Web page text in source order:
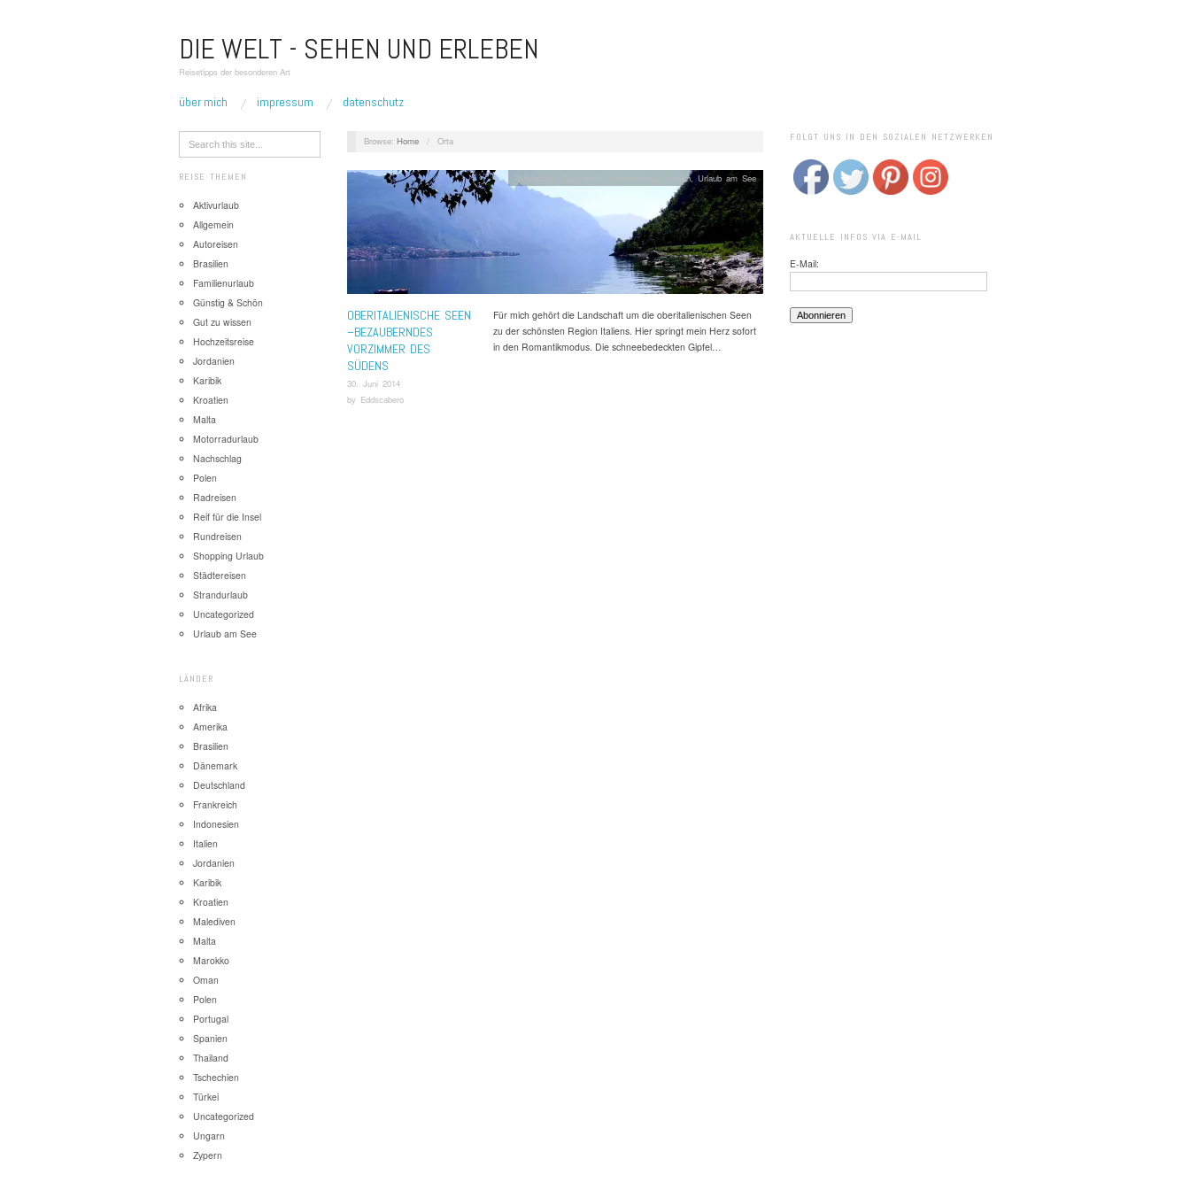
DIE WELT - SEHEN UND ERLEBEN
Reisetipps der besonderen Art
über mich impressum datenschutz
REISE THEMEN
Aktivurlaub
Allgemein
Autoreisen
Brasilien
Familienurlaub
Günstig & Schön
Gut zu wissen
Hochzeitsreise
Jordanien
Karibik
Kroatien
Malta
Motorradurlaub
Nachschlag
Polen
Radreisen
Reif für die Insel
Rundreisen
Shopping Urlaub
Städtereisen
Strandurlaub
Uncategorized
Urlaub am See
LÄNDER
Afrika
Amerika
Brasilien
Dänemark
Deutschland
Frankreich
Indonesien
Italien
Jordanien
Karibik
Kroatien
Malediven
Malta
Marokko
Oman
Polen
Portugal
Spanien
Thailand
Tschechien
Türkei
Uncategorized
Ungarn
Zypern
Browse: Home / Orta
OBERITALIENISCHE SEEN
–BEZAUBERNDES
VORZIMMER DES
SÜDENS
30. Juni 2014
by Eddscabero
Aktivurlaub Italien,Urlaub am See
Für mich gehört die Landschaft um die oberitalienischen Seen
zu der schönsten Region Italiens. Hier springt mein Herz sofort
in den Romantikmodus. Die schneebedeckten Gipfel…
FOLGT UNS IN DEN SOZIALEN NETZWERKEN
AKTUELLE INFOS VIA E-MAIL
E-Mail: